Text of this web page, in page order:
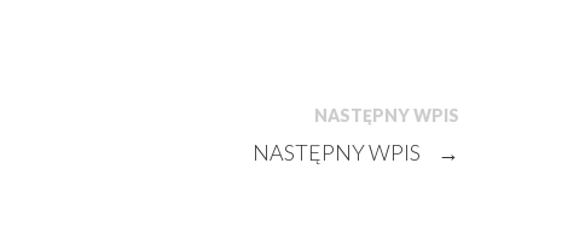
NASTĘPNY WPIS
NASTĘPNY WPIS →